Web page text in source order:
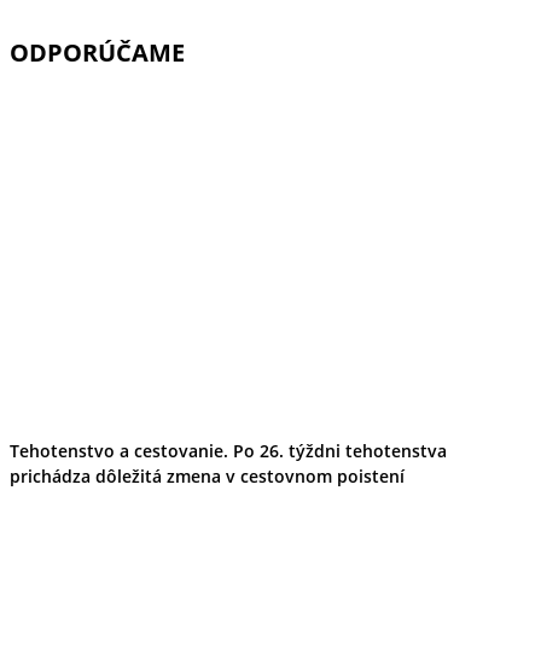
ODPORÚČAME
Tehotenstvo a cestovanie. Po 26. týždni tehotenstva
prichádza dôležitá zmena v cestovnom poistení